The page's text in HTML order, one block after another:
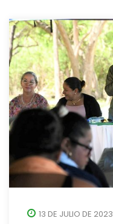
13 DE JULIO DE 2023